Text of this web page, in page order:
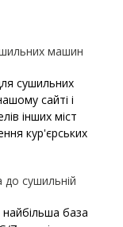
машин
сушильних
сайті і
інших міст
кур'єрських
сушильній
найбільша база